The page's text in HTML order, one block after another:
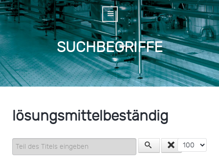
SUCHBEGRIFFE
lösungsmittelbeständig
Teil des Titels eingeben Anzeige #